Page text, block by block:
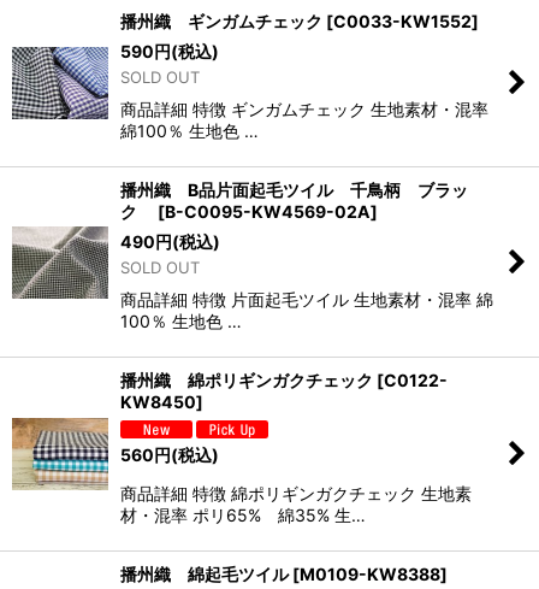
播州織 ギンガムチェック [C0033-KW1552]
590円(税込)
SOLD OUT
商品詳細 特徴 ギンガムチェック 生地素材・混率
綿100％ 生地色 …
播州織 B品片面起毛ツイル 千鳥柄 ブラッ
ク
[B-C0095-KW4569-02A]
490円(税込)
SOLD OUT
商品詳細 特徴 片面起毛ツイル 生地素材・混率 綿
100％ 生地色 …
播州織 綿ポリギンガクチェック [C0122-
KW8450]
560円(税込)
商品詳細 特徴 綿ポリギンガクチェック 生地素
材・混率 ポリ65% 綿35% 生…
播州織 綿起毛ツイル [M0109-KW8388]